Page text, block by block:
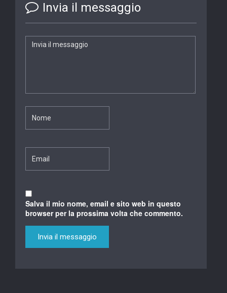
Invia il messaggio
Salva il mio nome, email e sito web in questo
browser per la prossima volta che commento.